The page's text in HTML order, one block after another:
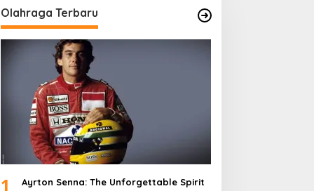
Olahraga Terbaru
1
Ayrton Senna: The Unforgettable Spirit